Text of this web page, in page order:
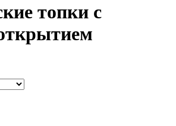
топки с